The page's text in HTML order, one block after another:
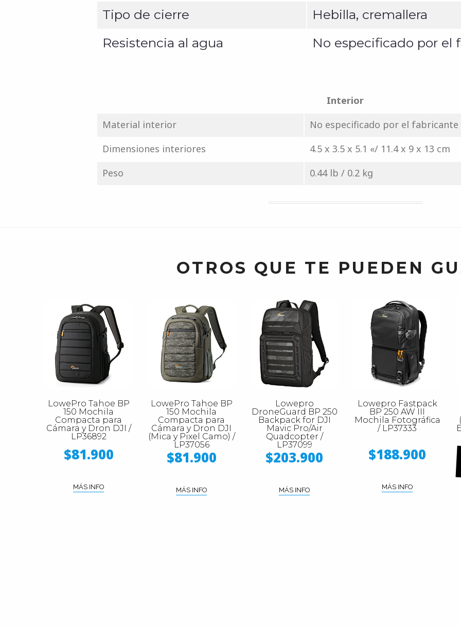
Tipo de cierre
Hebilla, cremallera
Resistencia al agua
No especificado por el
Interior
Material interior
No especificado por el fabricante
Dimensiones interiores
4.5 x 3.5 x 5.1 «/ 11.4 x 9 x 13 cm
Peso
0.44 lb / 0.2 kg
OTROS QUE TE PUEDEN
LowePro Tahoe BP
150 Mochila
Compacta para
Cámara y Dron DJI /
LP36892
$81.900
MÁS INFO
LowePro Tahoe BP
150 Mochila
Compacta para
Cámara y Dron DJI
(Mica y Pixel Camo) /
LP37056
$81.900
MÁS INFO
Lowepro
DroneGuard BP 250
Backpack for DJI
Mavic Pro/Air
Quadcopter /
LP37099
$203.900
MÁS INFO
Lowepro Fastpack
BP 250 AW III
Mochila Fotográfica
/ LP37333
$188.900
MÁS INFO